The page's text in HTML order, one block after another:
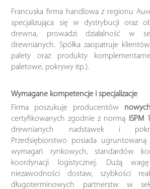
Francuska firma handlowa z regionu
specjalizująca się w dystrybucji oraz
drewna, prowadzi działalność w
drewnianych. Spółka zaopatruje
palety oraz produkty
paletowe, pokrywy itp.).
Wymagane kompetencje i specjalizacje
Firma poszukuje producentów
certyfikowanych zgodnie z normą ISPM
drewnianych nadstawek i
Przedsiębiorstwo posiada
wymagań rynkowych, standardów
koordynacji logistycznej. Dużą
niezawodności dostaw, szybkości
długoterminowych partnerstw w